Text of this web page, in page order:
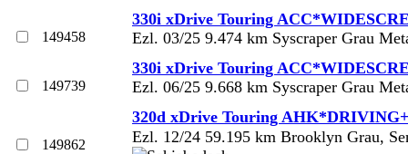
149458
330i xDrive Touring
Ezl. 03/25 9.474 km Syscraper Grau
149739
330i xDrive Touring
Ezl. 06/25 9.668 km Syscraper Grau
149862
320d xDrive Touring
Ezl. 12/24 59.195 km Brooklyn Grau,